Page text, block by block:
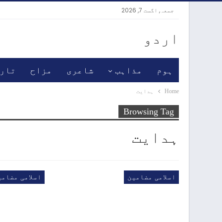
جمعہ, اگست 7, 2026
اردو
ہوم مذاہب شاعری مزاح
Home ہدایت
Browsing Tag
ہدایت
اسلامی مضامین اسلامی